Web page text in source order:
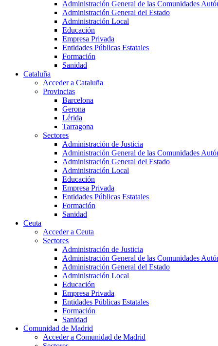
Administración General de las Comunidades
Administración General del Estado
Administración Local
Educación
Empresa Privada
Entidades Públicas Estatales
Formación
Sanidad
Cataluña
Acceder a Cataluña
Provincias
Barcelona
Gerona
Lérida
Tarragona
Sectores
Administración de Justicia
Administración General de las Comunidades
Administración General del Estado
Administración Local
Educación
Empresa Privada
Entidades Públicas Estatales
Formación
Sanidad
Ceuta
Acceder a Ceuta
Sectores
Administración de Justicia
Administración General de las Comunidades
Administración General del Estado
Administración Local
Educación
Empresa Privada
Entidades Públicas Estatales
Formación
Sanidad
Comunidad de Madrid
Acceder a Comunidad de Madrid